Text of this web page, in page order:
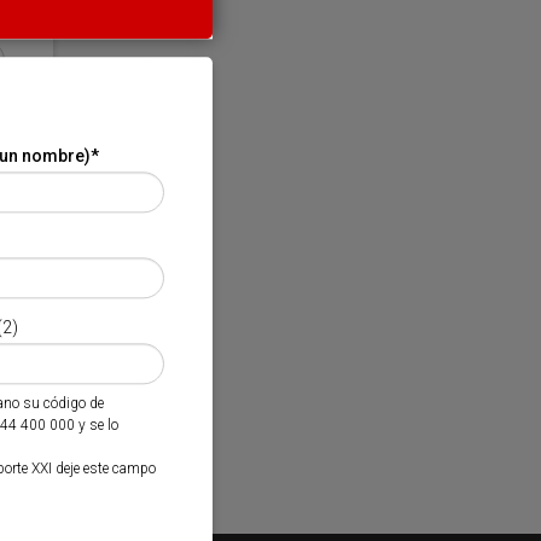
nombre)*
su código de
400 000 y se lo
XXI deje este campo